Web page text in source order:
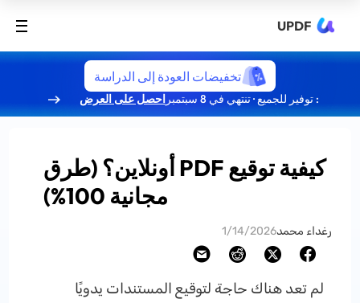
UPDF
تخفيضات العودة إلى الدراسة
: توفير للجميع · تنتهي في 8 سبتمبر احصل على العرض
كيفية توقيع PDF أونلاين؟ (طرق
مجانية 100%)
رغداء محمد1/14/2026
لم تعد هناك حاجة لتوقيع المستندات يدويًا